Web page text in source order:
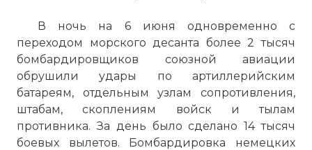
В ночь на 6 июня одновременно с
переходом морского десанта более 2 тысяч
бомбардировщиков союзной авиации
обрушили удары по артиллерийским
батареям, отдельным узлам сопротивления,
штабам, скоплениям войск и тылам
противника. За день было сделано 14 тысяч
боевых вылетов. Бомбардировка немецких